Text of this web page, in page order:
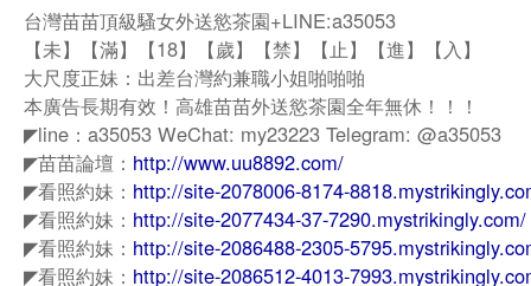
台灣苗苗頂級騷女外送慾茶園+LINE:a35053
【未】【滿】【18】【歲】【禁】【止】【進】【入】
大尺度正妹：出差台灣約兼職小姐啪啪啪
本廣告長期有效！高雄苗苗外送慾茶園全年無休！！！
◤line：a35053 WeChat: my23223 Telegram: @a35053
◤苗苗論壇： http://www.uu8892.com/
◤看照約妹： http://site-2078006-8174-
◤看照約妹： http://site-2077434-37-7290.mystrikingly.com/
◤看照約妹： http://site-2086488-2305-
◤看照約妹： http://site-2086512-4013-